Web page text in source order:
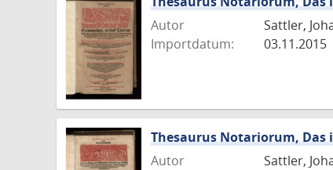
Autor
Sattler,
Importdatum:
03.11.2015
Thesaurus Notariorum,
Autor
Sattler,